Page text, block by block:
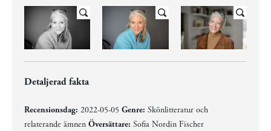
Detaljerad fakta
Recensionsdag: 2022-05-05 Genre: Skönlitteratur och
relaterande ämnen Översättare: Sofia Nordin Fischer